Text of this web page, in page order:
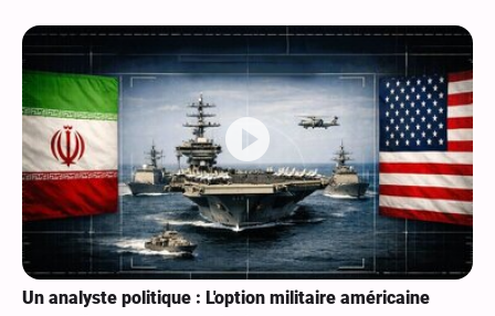
Un analyste politique : L'option militaire américaine